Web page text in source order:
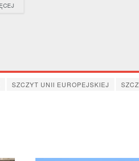
SZCZYT UNII EUROPEJSKIEJ